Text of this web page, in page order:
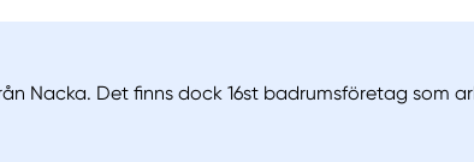
Nacka. Det finns dock 16st badrumsföretag som